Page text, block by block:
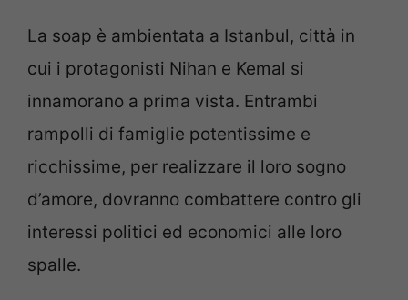
La soap è ambientata a Istanbul, città in
cui i protagonisti Nihan e Kemal si
innamorano a prima vista. Entrambi
rampolli di famiglie potentissime e
ricchissime, per realizzare il loro sogno
d’amore, dovranno combattere contro gli
interessi politici ed economici alle loro
spalle.